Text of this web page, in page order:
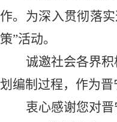
作。为深入贯彻落
策”活动。
诚邀社会各界
划编制过程，作为晋
衷心感谢您对